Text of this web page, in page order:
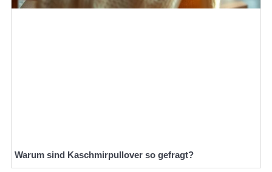
Warum sind Kaschmirpullover so gefragt?